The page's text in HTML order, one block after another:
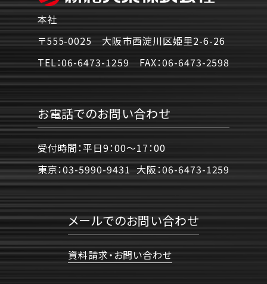
本社
〒555-0025 大阪市西淀川区姫里2-6-26
TEL：06-6473-1259 FAX：06-6473-2598
お電話でのお問い合わせ
受付時間：平日9：00〜17：00
東京：03-5990-9431 大阪：06-6473-1259
メールでのお問い合わせ
資料請求・お問い合わせ